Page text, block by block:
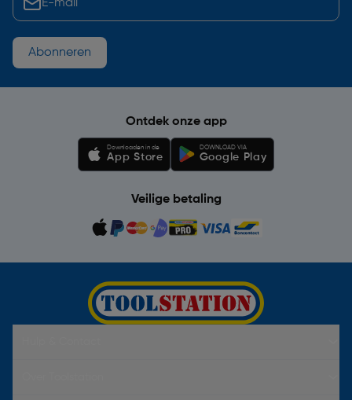
Abonneren
Ontdek onze app
Downloaden in de
App Store
DOWNLOAD VIA
Google Play
Veilige betaling